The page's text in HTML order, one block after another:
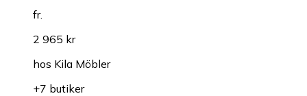
fr.
2 965 kr
hos Kila Möbler
+7 butiker